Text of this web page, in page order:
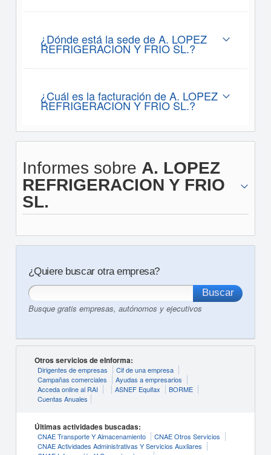
¿Dónde está la sede de A. LOPEZ
REFRIGERACION Y FRIO SL.?
¿Cuál es la facturación de A. LOPEZ
REFRIGERACION Y FRIO SL.?
Informes sobre A. LOPEZ
REFRIGERACION Y FRIO
SL.
¿Quiere buscar otra empresa?
Busque gratis empresas, autónomos y ejecutivos
Otros servicios de eInforma:
Dirigentes de empresas
Cif de una empresa
Campañas comerciales
Ayudas a empresarios
Acceda online al RAI
ASNEF Equifax
BORME
Cuentas Anuales
Últimas actividades buscadas:
CNAE Transporte Y Almacenamiento
CNAE Otros Servicios
CNAE Actividades Administrativas Y Servicios Auxliares